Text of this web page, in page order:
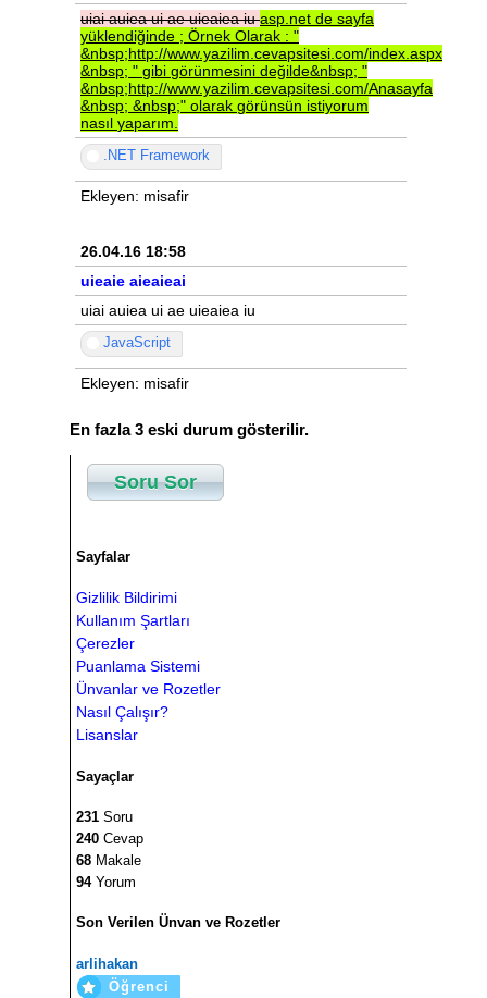
uiaiauieauiaeuieaieaiuasp.net de sayfa
yüklendiğinde ; Örnek Olarak : "
&nbsp;http://www.yazilim.cevapsitesi.com/index.aspx
&nbsp; " gibi görünmesini değilde&nbsp; "
&nbsp;http://www.yazilim.cevapsitesi.com/Anasayfa
&nbsp; &nbsp;" olarak görünsün istiyorum
nasıl yaparım.
.NET Framework
Ekleyen: misafir
26.04.16 18:58
uieaie aieaieai
uiai auiea ui ae uieaiea iu
JavaScript
Ekleyen: misafir
En fazla 3 eski durum gösterilir.
Soru Sor
Sayfalar
Gizlilik Bildirimi
Kullanım Şartları
Çerezler
Puanlama Sistemi
Ünvanlar ve Rozetler
Nasıl Çalışır?
Lisanslar
Sayaçlar
231 Soru
240 Cevap
68 Makale
94Yorum
Son Verilen Ünvan ve Rozetler
arlihakan
Öğrenci